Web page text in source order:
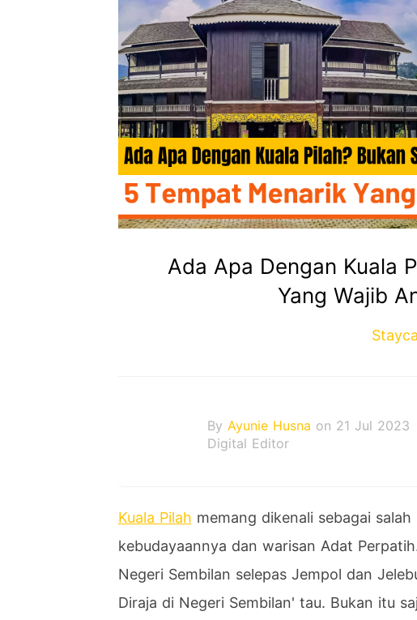
Ada Apa Dengan Kuala
Yang Wajib
By Ayunie Husna on 21 Jul 2023
Digital Editor
Kuala Pilah memang dikenali sebagai
kebudayaannya dan warisan Adat
Negeri Sembilan selepas Jempol dan
Diraja di Negeri Sembilan' tau. Bukan itu